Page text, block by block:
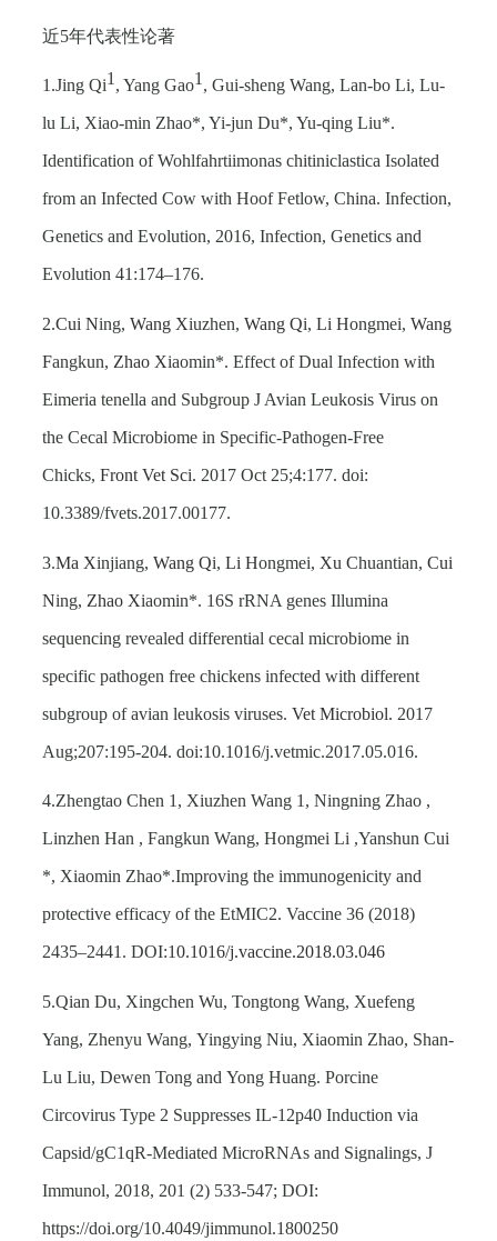
近5年代表性论著
1.Jing Qi1 , Yang Gao1 , Gui-sheng Wang, Lan-bo Li, Lu-
lu Li, Xiao-min Zhao*, Yi-jun Du*, Yu-qing Liu*.
Identification of Wohlfahrtiimonas chitiniclastica Isolated
from an Infected Cow with Hoof Fetlow, China. Infection,
Genetics and Evolution, 2016, Infection, Genetics and
Evolution 41:174–176.
2.Cui Ning, Wang Xiuzhen, Wang Qi, Li Hongmei, Wang
Fangkun, Zhao Xiaomin*. Effect of Dual Infection with
Eimeria tenella and Subgroup J Avian Leukosis Virus on
the Cecal Microbiome in Specific-Pathogen-Free
Chicks, Front Vet Sci. 2017 Oct 25;4:177. doi:
10.3389/fvets.2017.00177.
3.Ma Xinjiang, Wang Qi, Li Hongmei, Xu Chuantian, Cui
Ning, Zhao Xiaomin*. 16S rRNA genes Illumina
sequencing revealed differential cecal microbiome in
specific pathogen free chickens infected with different
subgroup of avian leukosis viruses. Vet Microbiol. 2017
Aug;207:195-204. doi:10.1016/j.vetmic.2017.05.016.
4.Zhengtao Chen 1, Xiuzhen Wang 1, Ningning Zhao ,
Linzhen Han , Fangkun Wang, Hongmei Li ,Yanshun Cui
*, Xiaomin Zhao*.Improving the immunogenicity and
protective efficacy of the EtMIC2. Vaccine 36 (2018)
2435–2441. DOI:10.1016/j.vaccine.2018.03.046
5.Qian Du, Xingchen Wu, Tongtong Wang, Xuefeng
Yang, Zhenyu Wang, Yingying Niu, Xiaomin Zhao, Shan-
Lu Liu, Dewen Tong and Yong Huang. Porcine
Circovirus Type 2 Suppresses IL-12p40 Induction via
Capsid/gC1qR-Mediated MicroRNAs and Signalings, J
Immunol, 2018, 201 (2) 533-547; DOI:
https://doi.org/10.4049/jimmunol.1800250